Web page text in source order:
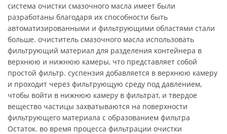
система очистки смазочного масла имеет были
разработаны благодаря их способности быть
автоматизированными и фильтрующими областями стали
больше. очиститель смазочного масла использовать
фильтрующий материал для разделения контейнера в
верхнюю и нижнюю камеры, что представляет собой
простой фильтр. суспензия добавляется в верхнюю камеру
и проходит через фильтрующую среду под давлением,
чтобы войти в нижнюю камеру в фильтрат, и твердое
вещество частицы захватываются на поверхности
фильтрующего материала с образованием фильтра
Остаток. во время процесса фильтрации очистки